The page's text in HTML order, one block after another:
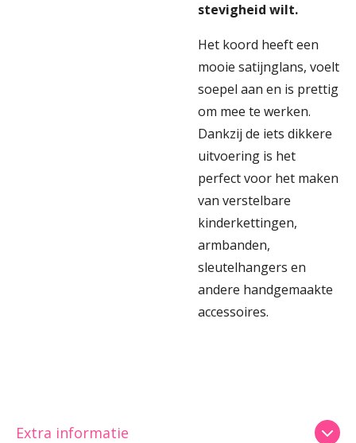
stevigheid wilt.
Het koord heeft een
mooie satijnglans, voelt
soepel aan en is prettig
om mee te werken.
Dankzij de iets dikkere
uitvoering is het
perfect voor het maken
van verstelbare
kinderkettingen,
armbanden,
sleutelhangers en
andere handgemaakte
accessoires.
Extra informatie